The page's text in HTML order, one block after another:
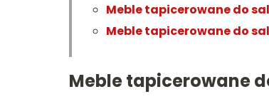
Meble tapicerowane do
Meble tapicerowane do
Meble tapicerowane